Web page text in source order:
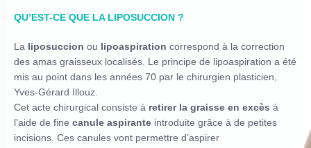
QU’EST-CE QUE LA LIPOSUCCION ?
La liposuccion ou lipoaspiration correspond à la correction
des amas graisseux localisés. Le principe de lipoaspiration a été
mis au point dans les années 70 par le chirurgien plasticien,
Yves-Gérard Illouz.
Cet acte chirurgical consiste à retirer la graisse en excès à
l’aide de fine canule aspirante introduite grâce à de petites
incisions. Ces canules vont permettre d’aspirer